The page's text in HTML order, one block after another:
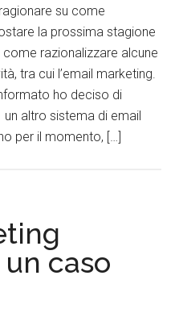
su come
la prossima stagione
come razionalizzare alcune
tra cui l’email marketing.
ho deciso di
altro sistema di email
per il momento, […]
caso